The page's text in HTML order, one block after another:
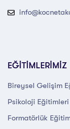
EĞİTİMLERİMİZ
Bireysel Gelişim
Psikoloji Eğitimleri
Formatörlük